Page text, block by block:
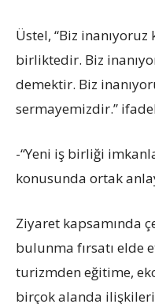
Üstel, “Biz inanıyoruz
birliktedir. Biz
demektir. Biz
sermayemizdir.”
-“Yeni iş birliği
konusunda ortak
Ziyaret kapsamında
bulunma fırsatı elde
turizmden eğitime,
birçok alanda